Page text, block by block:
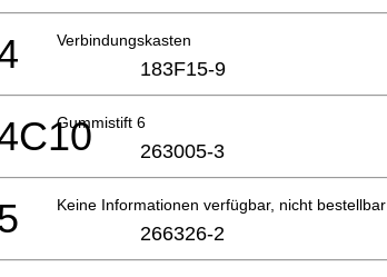
Verbindungskasten
183F15-9
Gummistift 6
263005-3
Keine Informationen verfügbar, nicht bestellbar
266326-2